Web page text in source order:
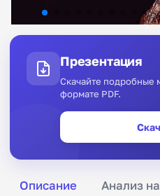
Описание Анализ
Презентация
Скачайте подробные
формате PDF.